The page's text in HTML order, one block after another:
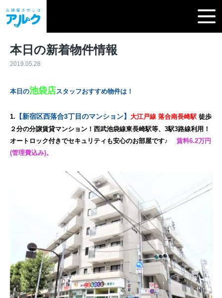
本日の新着物件情報
2019.05.28
本日の池袋店スタッフおすすめ物件は！
1. 【新宿区西落合3丁目のマンション】 大江戸線 落合南長崎駅 徒歩
２分の分譲賃貸マンション！西武池袋線東長崎駅等、3駅3路線利用！
オートロック付きでセキュリティも安心のお部屋です♪
賃料6.2万円
(管理費込み)。